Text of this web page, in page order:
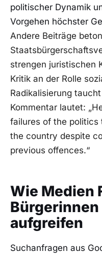
politischer Dynamik
Vorgehen höchster
Andere Beiträge
strengen juristischen
Kritik an der Rolle
Radikalisierung
Kommentar lautet:
failures of the politics
the country despite
previous offences.“
Wie Medien
aufgreifen
Suchanfragen aus